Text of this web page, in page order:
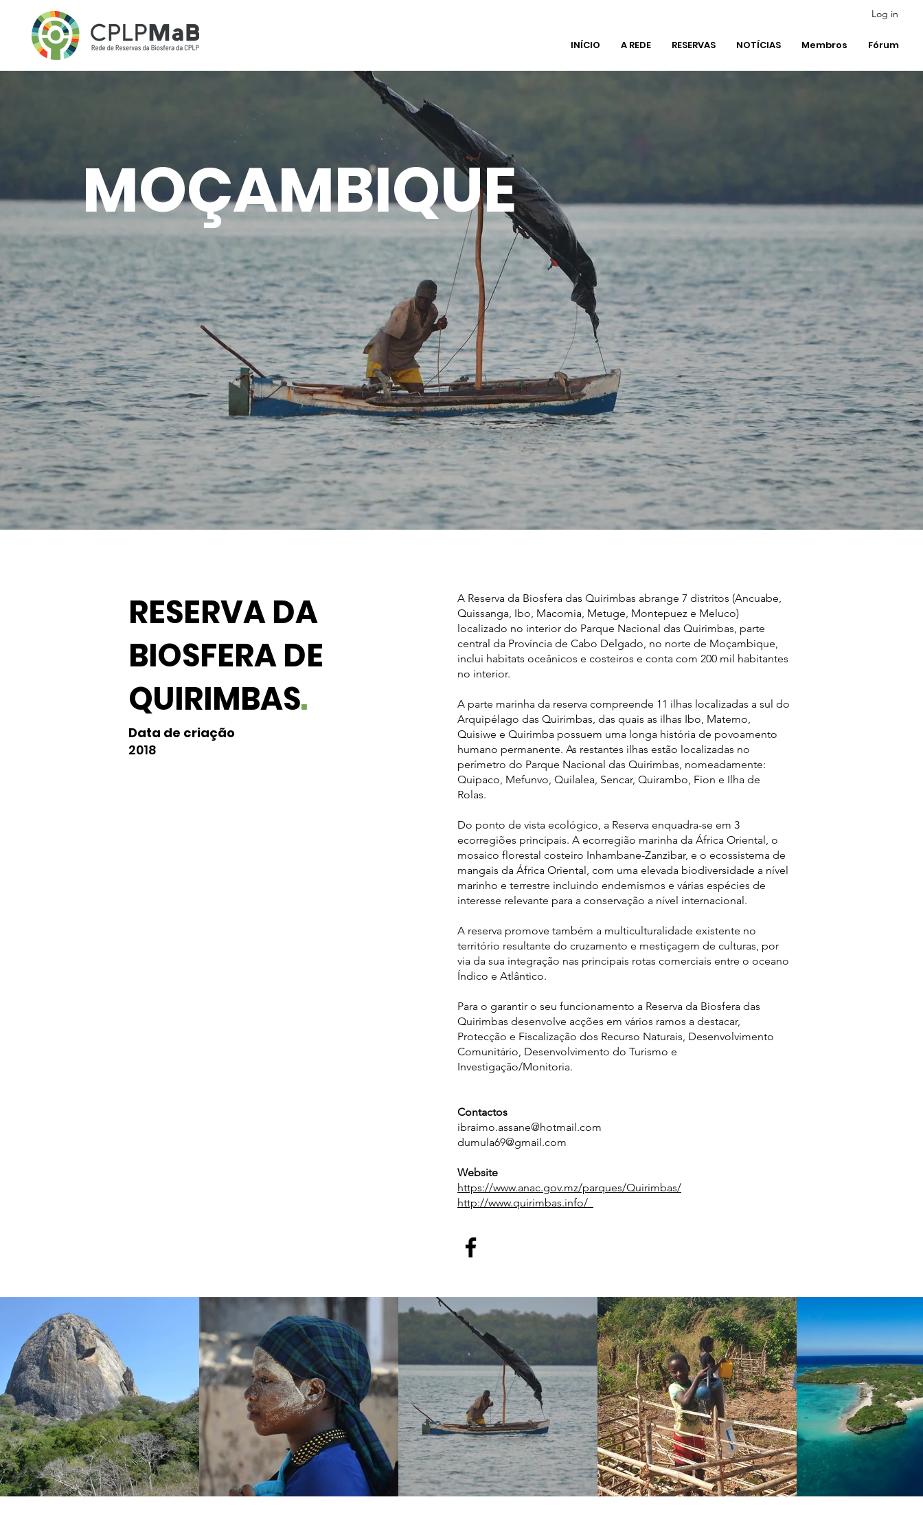
Log in
INÍCIO A REDE RESERVAS NOTÍCIAS Membros Fórum
MOÇAMBIQUE
RESERVA DA
BIOSFERA DE
QUIRIMBAS.
Data de criação
2018
A Reserva da Biosfera das Quirimbas abrange 7 distritos (Ancuabe,
Quissanga, Ibo, Macomia, Metuge, Montepuez e Meluco)
localizado no interior do Parque Nacional das Quirimbas, parte
central da Província de Cabo Delgado, no norte de Moçambique,
inclui habitats oceânicos e costeiros e conta com 200 mil habitantes
no interior.
A parte marinha da reserva compreende 11 ilhas localizadas a sul do
Arquipélago das Quirimbas, das quais as ilhas Ibo, Matemo,
Quisiwe e Quirimba possuem uma longa história de povoamento
humano permanente. As restantes ilhas estão localizadas no
perímetro do Parque Nacional das Quirimbas, nomeadamente:
Quipaco, Mefunvo, Quilalea, Sencar, Quirambo, Fion e Ilha de
Rolas.
Do ponto de vista ecológico, a Reserva enquadra-se em 3
ecorregiões principais. A ecorregião marinha da África Oriental, o
mosaico florestal costeiro Inhambane-Zanzibar, e o ecossistema de
mangais da África Oriental, com uma elevada biodiversidade a nível
marinho e terrestre incluindo endemismos e várias espécies de
interesse relevante para a conservação a nível internacional.
A reserva promove também a multiculturalidade existente no
território resultante do cruzamento e mestiçagem de culturas, por
via da sua integração nas principais rotas comerciais entre o oceano
Índico e Atlântico.
Para o garantir o seu funcionamento a Reserva da Biosfera das
Quirimbas desenvolve acções em vários ramos a destacar,
Protecção e Fiscalização dos Recurso Naturais, Desenvolvimento
Comunitário, Desenvolvimento do Turismo e
Investigação/Monitoria.
Contactos
ibraimo.assane@hotmail.com
dumula69@gmail.com
Website
https://www.anac.gov.mz/parques/Quirimbas/
http://www.quirimbas.info/